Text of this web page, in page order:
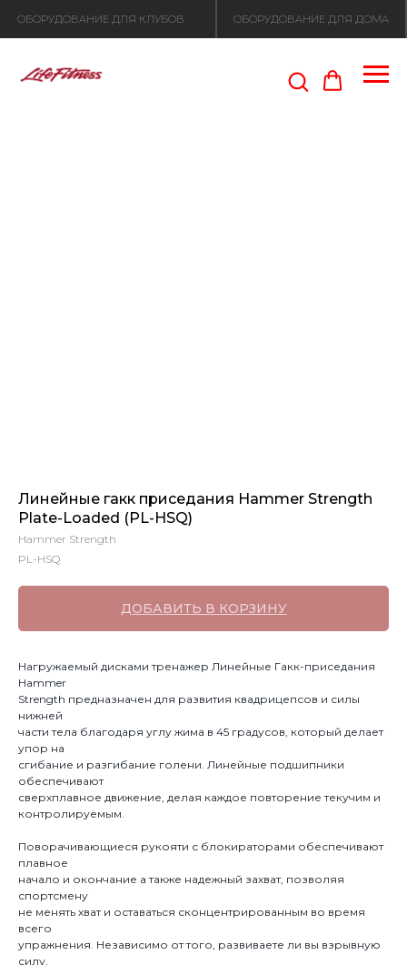
Линейные гакк приседания Hammer Strength
Plate-Loaded (PL-HSQ)
Hammer Strength
PL-HSQ
ДОБАВИТЬ В КОРЗИНУ
Нагружаемый дисками тренажер Линейные Гакк-приседания
Hammer
Strength предназначен для развития квадрицепсов и силы
нижней
части тела благодаря углу жима в 45 градусов, который делает
упор на
сгибание и разгибание голени. Линейные подшипники
обеспечивают
сверхплавное движение, делая каждое повторение текучим и
контролируемым.
Поворачивающиеся рукояти с блокираторами обеспечивают
плавное
начало и окончание а также надежный захват, позволяя
спортсмену
не менять хват и оставаться сконцентрированным во время
всего
упражнения. Независимо от того, развиваете ли вы взрывную
силу,